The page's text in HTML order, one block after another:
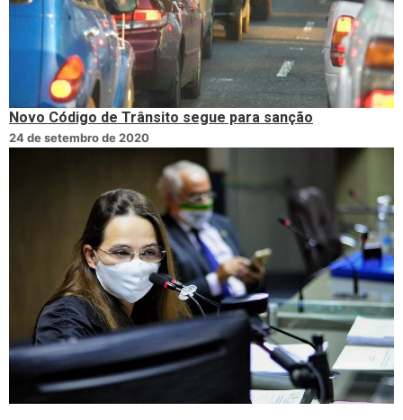
Novo Código de Trânsito segue para sanção
24 de setembro de 2020